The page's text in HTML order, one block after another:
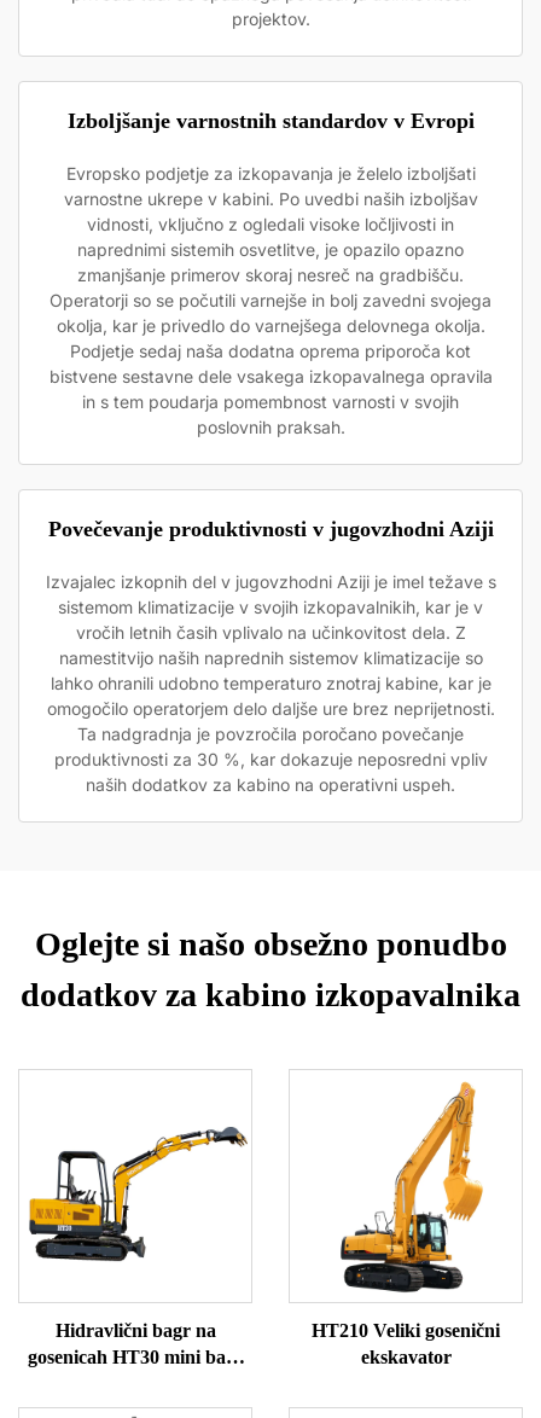
projektov.
Izboljšanje varnostnih standardov v Evropi
Evropsko podjetje za izkopavanja je želelo izboljšati
varnostne ukrepe v kabini. Po uvedbi naših izboljšav
vidnosti, vključno z ogledali visoke ločljivosti in
naprednimi sistemih osvetlitve, je opazilo opazno
zmanjšanje primerov skoraj nesreč na gradbišču.
Operatorji so se počutili varnejše in bolj zavedni svojega
okolja, kar je privedlo do varnejšega delovnega okolja.
Podjetje sedaj naša dodatna oprema priporoča kot
bistvene sestavne dele vsakega izkopavalnega opravila
in s tem poudarja pomembnost varnosti v svojih
poslovnih praksah.
Povečevanje produktivnosti v jugovzhodni Aziji
Izvajalec izkopnih del v jugovzhodni Aziji je imel težave s
sistemom klimatizacije v svojih izkopavalnikih, kar je v
vročih letnih časih vplivalo na učinkovitost dela. Z
namestitvijo naših naprednih sistemov klimatizacije so
lahko ohranili udobno temperaturo znotraj kabine, kar je
omogočilo operatorjem delo daljše ure brez neprijetnosti.
Ta nadgradnja je povzročila poročano povečanje
produktivnosti za 30 %, kar dokazuje neposredni vpliv
naših dodatkov za kabino na operativni uspeh.
Oglejte si našo obsežno ponudbo
dodatkov za kabino izkopavalnika
Hidravlični bagr na
gosenicah HT30 mini bagr
HT210 Veliki gosenični
ekskavator